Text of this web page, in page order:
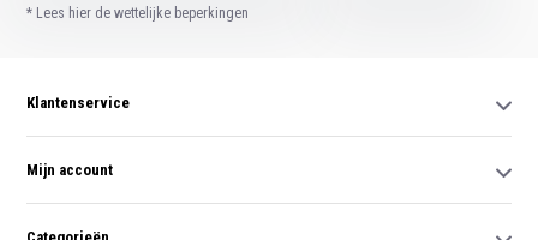
* Lees hier de wettelijke beperkingen
Klantenservice
Mijn account